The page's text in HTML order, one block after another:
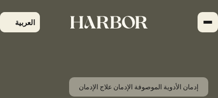
إلى
المحتوى
العربية
إدمان الأدوية الموصوفة الإدمان علاج الإدمان